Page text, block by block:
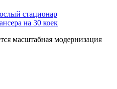
масштабная модернизация